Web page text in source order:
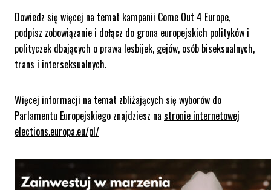
Dowiedz się więcej na temat kampanii Come Out 4 Europe,
podpisz zobowiązanie i dołącz do grona europejskich polityków i
polityczek dbających o prawa lesbijek, gejów, osób biseksualnych,
trans i interseksualnych.
Więcej informacji na temat zbliżających się wyborów do
Parlamentu Europejskiego znajdziesz na stronie internetowej
elections.europa.eu/pl/